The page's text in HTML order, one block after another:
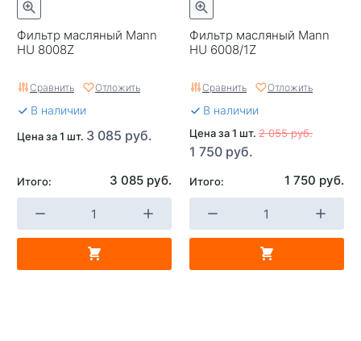
Фильтр масляный Mann
HU 8008Z
Сравнить Отложить
В наличии
Цена за 1 шт. 3 085 руб.
Итого: 3 085 руб.
Фильтр масляный Mann
HU 6008/1Z
Сравнить Отложить
В наличии
Цена за 1 шт. 2 055 руб.
1 750 руб.
Итого: 1 750 руб.